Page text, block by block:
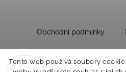
Tento web používá soubory
Obchodní podmínky